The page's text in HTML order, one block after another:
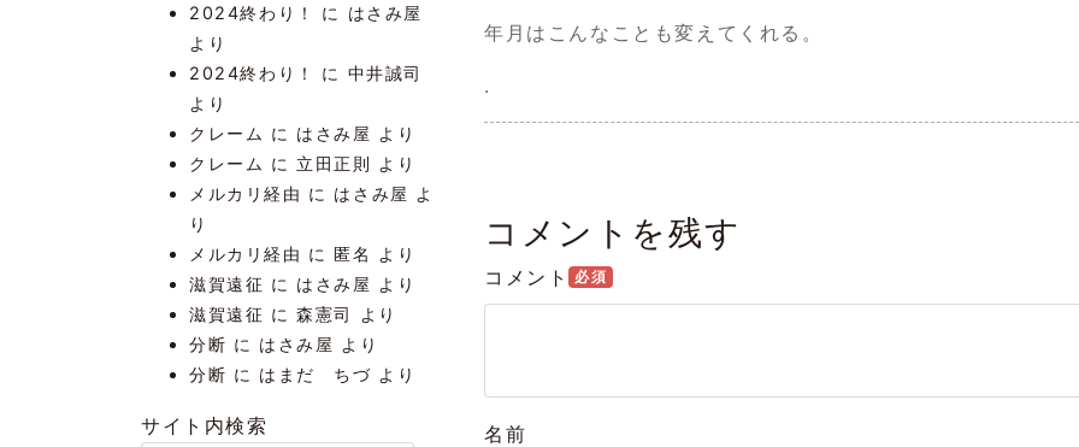
年月はこんなことも変えてくれる。
.
コメントを残す
コメント 必須
名前
2024終わり！ に はさみ屋
より
2024終わり！
に 中井誠司
より
クレーム に はさみ屋 より
クレーム に 立田正則 より
メルカリ経由 に はさみ屋 よ
り
メルカリ経由 に匿名
より
滋賀遠征 に はさみ屋 より
滋賀遠征 に森憲司
より
分断 に はさみ屋 より
分断 に はまだ ちづ より
サイト内検索